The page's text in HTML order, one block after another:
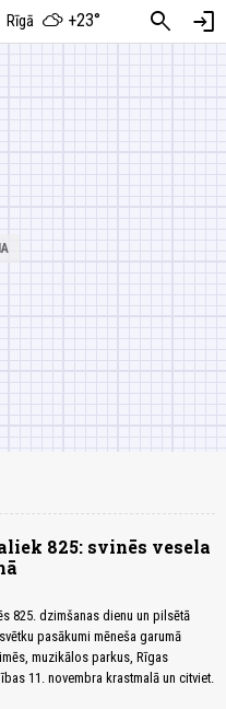
Rīgā +23° search login
825: svinēs vesela
825. dzimšanas dienu un pilsētā
pasākumi mēneša garumā
muzikālos parkus, Rīgas
11. novembra krastmalā un citviet.